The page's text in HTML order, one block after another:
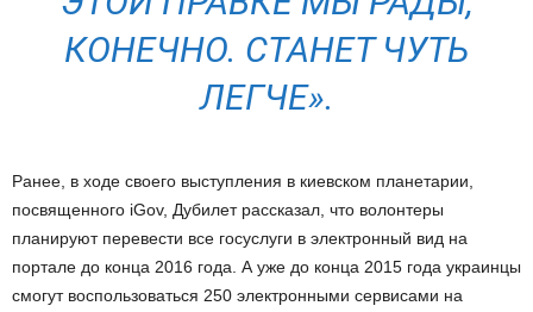
КОНЕЧНО. СТАНЕТ ЧУТЬ
ЛЕГЧЕ».
Ранее, в ходе своего выступления в киевском планетарии,
посвященного iGov, Дубилет рассказал, что волонтеры
планируют перевести все госуслуги в электронный вид на
портале до конца 2016 года. А уже до конца 2015 года украинцы
смогут воспользоваться 250 электронными сервисами на